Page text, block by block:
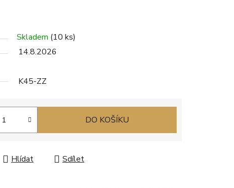
Skladem (10 ks)
14.8.2026
K45-ZZ
DO KOŠÍKU
Hlídat Sdílet